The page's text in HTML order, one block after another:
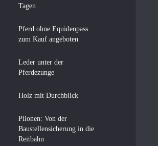
Tagen
Pferd ohne Equidenpass
zum Kauf angeboten
Leder unter der
Pferdezunge
Holz mit Durchblick
Pilonen: Von der
Baustellensicherung in die
Reitbahn